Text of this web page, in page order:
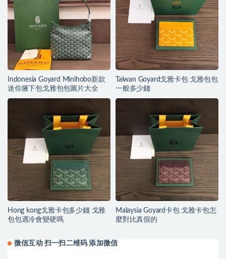
Indonesia Goyard Minihobo新款
迷你腋下包戈雅包包圖片大全
Taiwan Goyard戈雅卡包 戈雅包包
一般多少錢
Hong kong戈雅卡包多少錢 戈雅
包包遇冷會變硬嗎
Malaysia Goyard卡包 戈雅卡包怎
麼對比真假的
微信互动 扫一扫二维码 添加微信